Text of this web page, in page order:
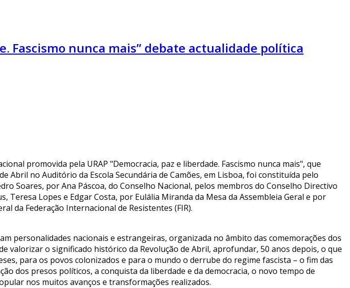
Fascismo nunca mais” debate actualidade política
promovida pela URAP "Democracia, paz e liberdade. Fascismo nunca mais", que
Abril no Auditório da Escola Secundária de Camões, em Lisboa, foi constituída pelo
Soares, por Ana Páscoa, do Conselho Nacional, pelos membros do Conselho Directivo
Teresa Lopes e Edgar Costa, por Eulália Miranda da Mesa da Assembleia Geral e por
da Federação Internacional de Resistentes (FIR).
personalidades nacionais e estrangeiras, organizada no âmbito das comemorações dos
valorizar o significado histórico da Revolução de Abril, aprofundar, 50 anos depois, o que
para os povos colonizados e para o mundo o derrube do regime fascista – o fim das
dos presos políticos, a conquista da liberdade e da democracia, o novo tempo de
nos muitos avanços e transformações realizados.